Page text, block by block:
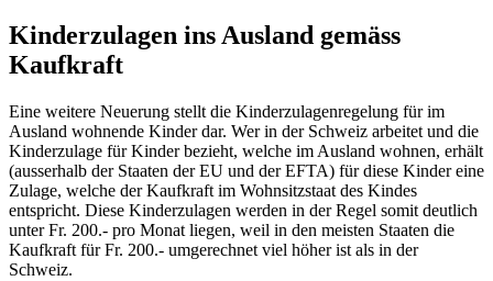
Kinderzulagen ins Ausland gemäss
Kaufkraft
Eine weitere Neuerung stellt die Kinderzulagenregelung für im
Ausland wohnende Kinder dar. Wer in der Schweiz arbeitet und die
Kinderzulage für Kinder bezieht, welche im Ausland wohnen, erhält
(ausserhalb der Staaten der EU und der EFTA) für diese Kinder eine
Zulage, welche der Kaufkraft im Wohnsitzstaat des Kindes
entspricht. Diese Kinderzulagen werden in der Regel somit deutlich
unter Fr. 200.- pro Monat liegen, weil in den meisten Staaten die
Kaufkraft für Fr. 200.- umgerechnet viel höher ist als in der
Schweiz.